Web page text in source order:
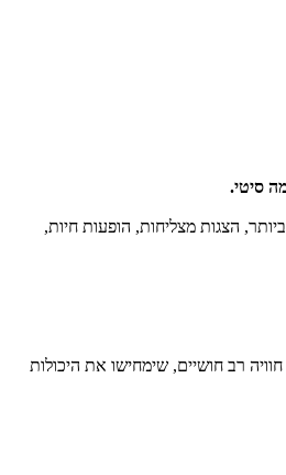
סיטי.
הצגות מצליחות, הופעות חיות,
רב חושיים, שימחישו את היכולות